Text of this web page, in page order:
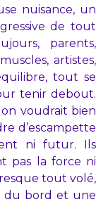
nuisance, un
de tout
parents,
artistes,
tout se
tenir debout.
voudrait bien
d’escampette
ni futur. Ils
pas la force ni
tout volé,
du bord et une